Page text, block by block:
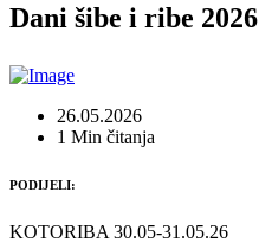
Dani šibe i ribe
26.05.2026
1 Min čitanja
PODIJELI:
KOTORIBA 30.05-31.05.26